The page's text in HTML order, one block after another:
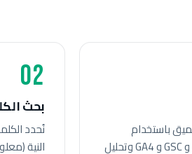
باستخدام
Screaming Frog و Sitebulb و GSC و GA4 وتحليل
02
بحث
نُحدد
النية